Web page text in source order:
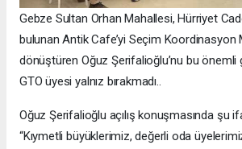
Gebze Sultan Orhan Mahallesi, Hürriyet
bulunan Antik Cafe’yi Seçim Koordinasyon
dönüştüren Oğuz Şerifalioğlu’nu bu önemli
GTO üyesi yalnız bırakmadı..
Oğuz Şerifalioğlu açılış konuşmasında şu
“Kıymetli büyüklerimiz, değerli oda